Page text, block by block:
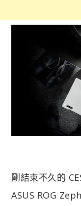
剛結束不久的
ASUS ROG